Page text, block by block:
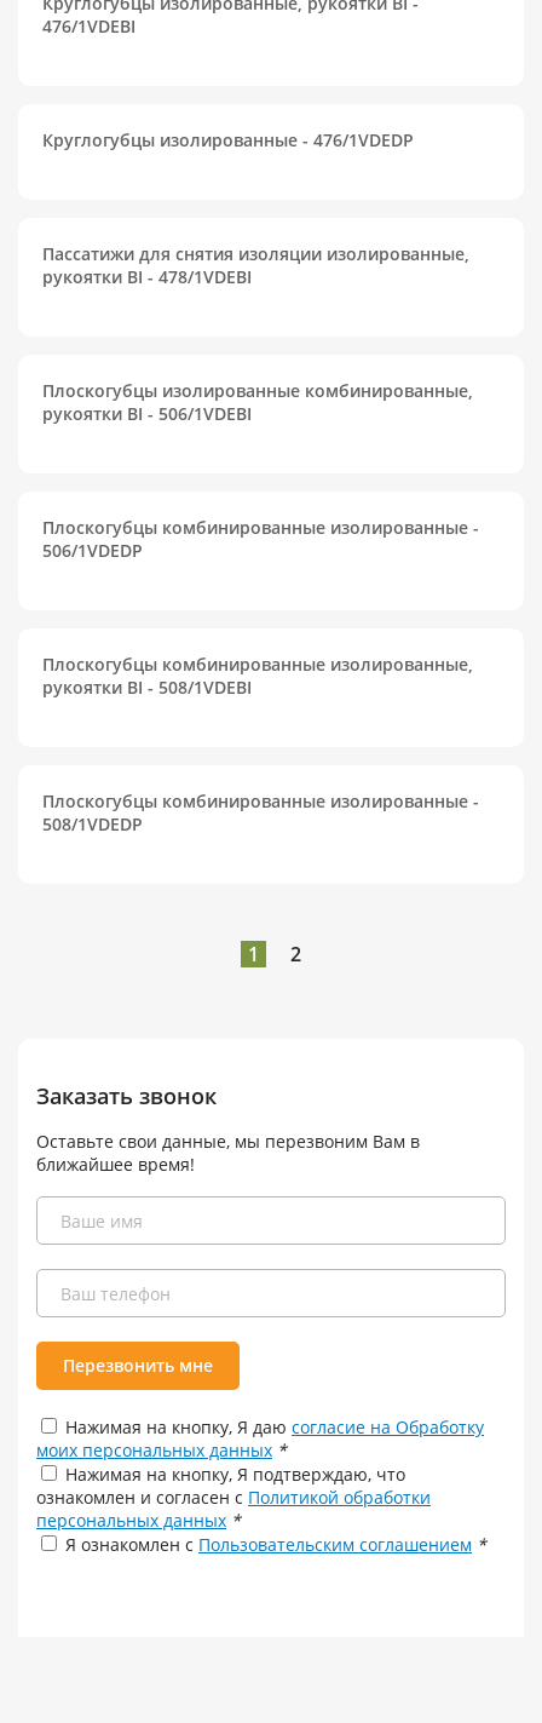
476/1VDEBI
Круглогубцы изолированные - 476/1VDEDP
Пассатижи для снятия изоляции изолированные,
рукоятки BI - 478/1VDEBI
Плоскогубцы изолированные комбинированные,
рукоятки BI - 506/1VDEBI
Плоскогубцы комбинированные изолированные -
506/1VDEDP
Плоскогубцы комбинированные изолированные,
рукоятки BI - 508/1VDEBI
Плоскогубцы комбинированные изолированные -
508/1VDEDP
1 2
Заказать звонок
Оставьте свои данные, мы перезвоним Вам в
ближайшее время!
Перезвонить мне
Нажимая на кнопку, Я даю согласие на Обработку
моих персональных данных *
Нажимая на кнопку, Я подтверждаю, что
ознакомлен и согласен с Политикой обработки
персональных данных *
Я ознакомлен с Пользовательским соглашением *